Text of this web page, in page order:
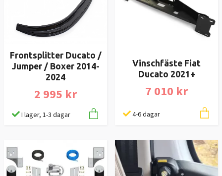
Frontsplitter Ducato /
Jumper / Boxer 2014-
2024
2 995 kr
I lager, 1-3 dagar
Vinschfäste Fiat
Ducato 2021+
7 010 kr
4-6 dagar